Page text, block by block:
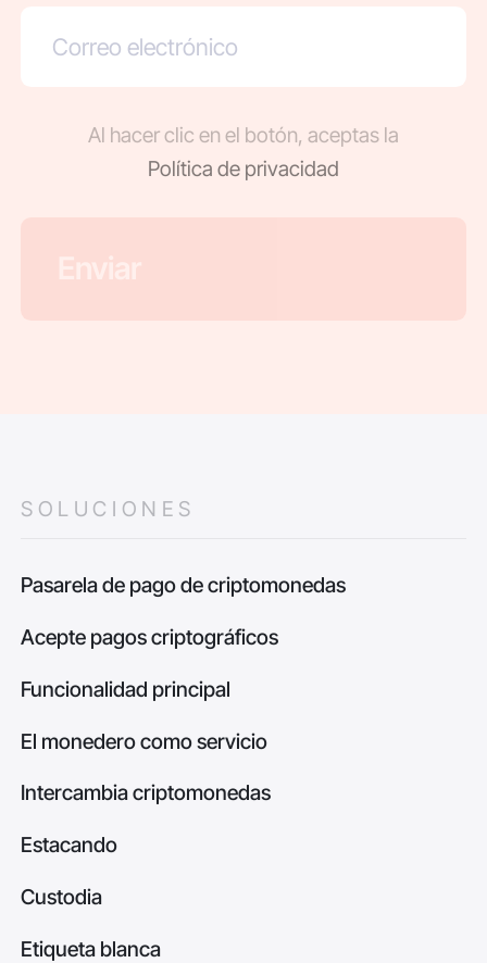
Al hacer clic en el botón, aceptas la
Política de privacidad
SOLUCIONES
Pasarela de pago de criptomonedas
Acepte pagos criptográficos
Funcionalidad principal
El monedero como servicio
Intercambia criptomonedas
Estacando
Custodia
Etiqueta blanca